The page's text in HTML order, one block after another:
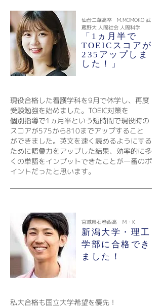
仙台二華高卒 M.MOMOKO 武
蔵野大 人間社会 人間科学
「1ヵ月半で
TOEICスコアが
235アップしま
した！」
現役合格した看護学科を9月で休学し、再度
受験勉強を始めました。TOEIC対策を
個別指導で1ヵ月半という短時間で現役時の
スコアが575から810までアップすること
ができました。英文を速く読めるようにする
ために語彙力をアップした結果、効率的に多
くの単語をインプットできたことが一番のポ
イントだったと思います。
宮城県石巻西高 Ｍ・K
新潟大学・理工
学部に合格でき
ました！
私大合格も国立大学希望を優先！